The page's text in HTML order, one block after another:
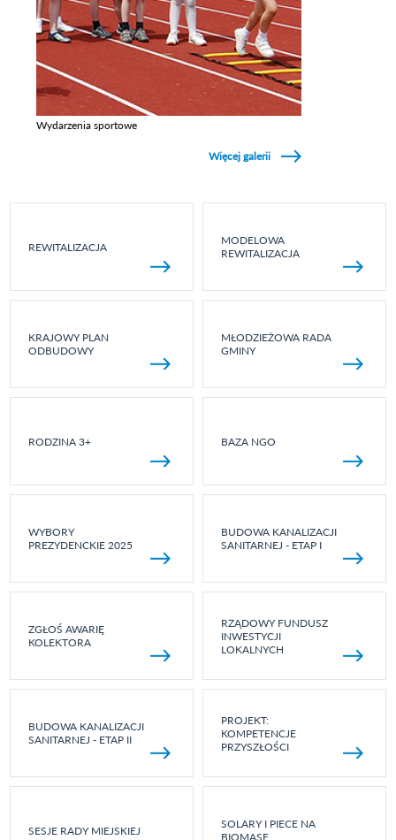
Wydarzenia sportowe
Więcej galerii
REWITALIZACJA
MODELOWA
REWITALIZACJA
KRAJOWY PLAN
ODBUDOWY
MŁODZIEŻOWA RADA
GMINY
RODZINA 3+ BAZA NGO
WYBORY
PREZYDENCKIE 2025
BUDOWA KANALIZACJI
SANITARNEJ - ETAP I
ZGŁOŚ AWARIĘ
KOLEKTORA
RZĄDOWY FUNDUSZ
INWESTYCJI
LOKALNYCH
BUDOWA KANALIZACJI
SANITARNEJ - ETAP II
PROJEKT:
KOMPETENCJE
PRZYSZŁOŚCI
SESJE RADY MIEJSKIEJ
SOLARY I PIECE NA
BIOMASĘ